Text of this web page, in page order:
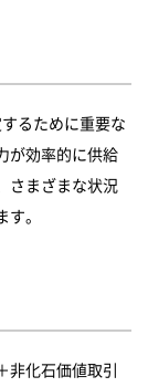
るために重要な
が効率的に供給
さまざまな状況
。
非化石価値取引